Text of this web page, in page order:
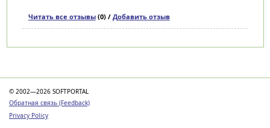
Читать все отзывы(0) / Добавить отзыв
© 2002—2026 SOFTPORTAL
Обратная связь (Feedback)
Privacy Policy